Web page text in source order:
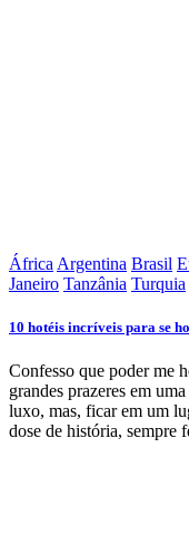
África Argentina Brasil
Janeiro Tanzânia Turquia
10 hotéis incríveis para se
Confesso que poder me
grandes prazeres em
luxo, mas, ficar em um
dose de história, sempre